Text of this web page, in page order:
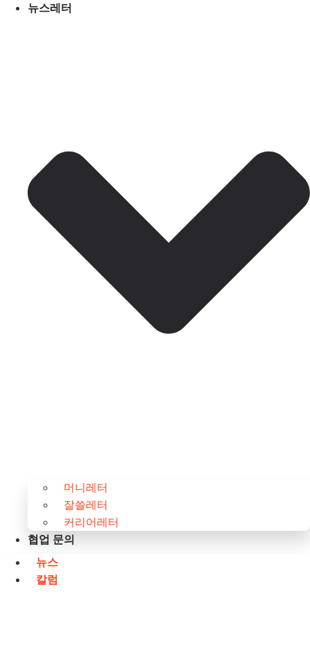
뉴스레터
머니레터
잘쓸레터
커리어레터
협업 문의
뉴스
칼럼